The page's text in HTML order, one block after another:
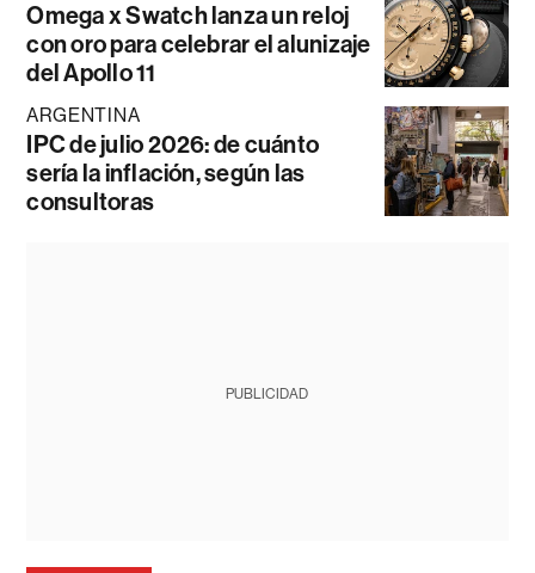
Omega x Swatch lanza un reloj
con oro para celebrar el alunizaje
del Apollo 11
ARGENTINA
IPC de julio 2026: de cuánto
sería la inflación, según las
consultoras
PUBLICIDAD